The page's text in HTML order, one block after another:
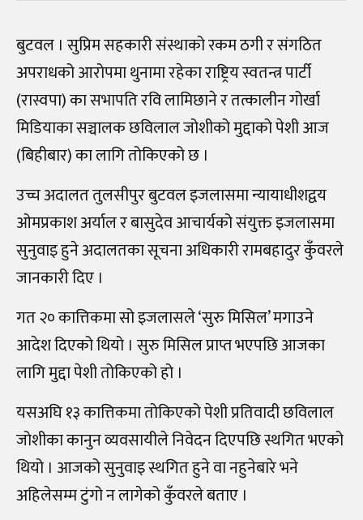
बुटवल । सुप्रिम सहकारी संस्थाको रकम ठगी र संगठित
अपराधको आरोपमा थुनामा रहेका राष्ट्रिय स्वतन्त्र पार्टी
(रास्वपा) का सभापति रवि लामिछाने र तत्कालीन गोर्खा
मिडियाका सञ्चालक छविलाल जोशीको मुद्दाको पेशी आज
(बिहीबार) का लागि तोकिएको छ ।
उच्च अदालत तुलसीपुर बुटवल इजलासमा न्यायाधीशद्वय
ओमप्रकाश अर्याल र बासुदेव आचार्यको संयुक्त इजलासमा
सुनुवाइ हुने अदालतका सूचना अधिकारी रामबहादुर कुँवरले
जानकारी दिए ।
गत २० कात्तिकमा सो इजलासले ‘सुरु मिसिल’ मगाउने
आदेश दिएको थियो । सुरु मिसिल प्राप्त भएपछि आजका
लागि मुद्दा पेशी तोकिएको हो ।
यसअघि १३ कात्तिकमा तोकिएको पेशी प्रतिवादी छविलाल
जोशीका कानुन व्यवसायीले निवेदन दिएपछि स्थगित भएको
थियो । आजको सुनुवाइ स्थगित हुने वा नहुनेबारे भने
अहिलेसम्म टुंगो न लागेको कुँवरले बताए ।